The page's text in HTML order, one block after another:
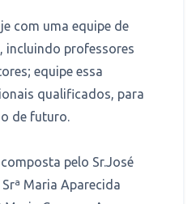
com uma equipe de
incluindo professores
equipe essa
qualificados, para
de futuro.
pelo Sr.José
Maria Aparecida